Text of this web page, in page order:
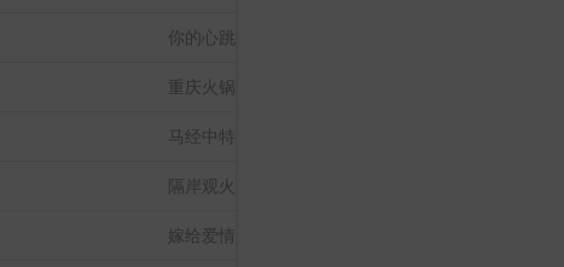
你的心跳
重庆火锅
马经中特
隔岸观火
嫁给爱情